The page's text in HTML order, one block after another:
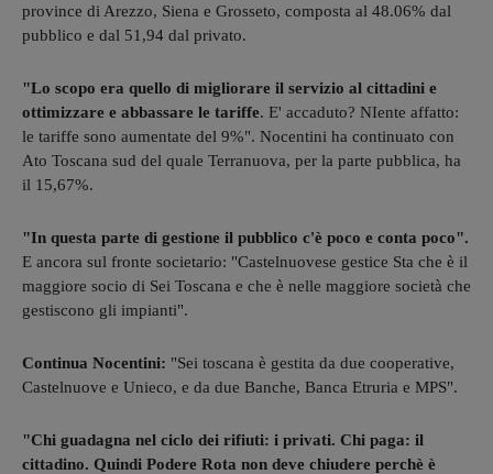
province di Arezzo, Siena e Grosseto, composta al 48.06% dal
pubblico e dal 51,94 dal privato.
"Lo scopo era quello di migliorare il servizio al cittadini e
ottimizzare e abbassare le tariffe. E' accaduto? NIente affatto:
le tariffe sono aumentate del 9%". Nocentini ha continuato con
Ato Toscana sud del quale Terranuova, per la parte pubblica, ha
il 15,67%.
"In questa parte di gestione il pubblico c'è poco e conta poco".
E ancora sul fronte societario: "Castelnuovese gestice Sta che è il
maggiore socio di Sei Toscana e che è nelle maggiore società che
gestiscono gli impianti".
Continua Nocentini: "Sei toscana è gestita da due cooperative,
Castelnuove e Unieco, e da due Banche, Banca Etruria e MPS".
"Chi guadagna nel ciclo dei rifiuti: i privati. Chi paga: il
cittadino. Quindi Podere Rota non deve chiudere perchè è